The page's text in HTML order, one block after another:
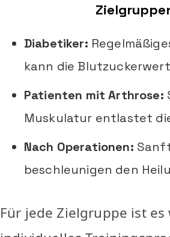
Diabetiker:
kann die
Patienten mit Arthrose:
Muskulatur entlastet
Nach Operationen:
beschleunigen den
Für jede Zielgruppe ist